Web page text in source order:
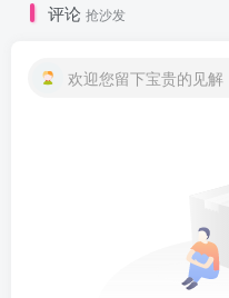
评论 抢沙发
欢迎您留下宝贵的见解